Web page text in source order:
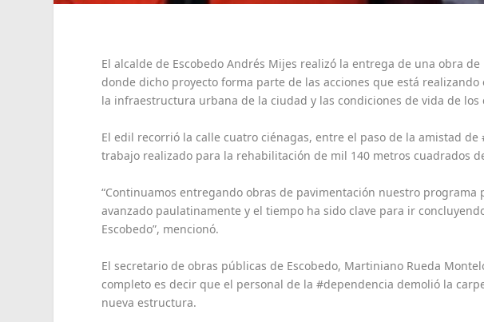
El alcalde de Escobedo Andrés Mijes realizó la entrega de una obra
donde dicho proyecto forma parte de las acciones que está
la infraestructura urbana de la ciudad y las condiciones de vida de los
El edil recorrió la calle cuatro ciénagas, entre el paso de la amistad
trabajo realizado para la rehabilitación de mil 140 metros cuadrados
“Continuamos entregando obras de pavimentación nuestro
avanzado paulatinamente y el tiempo ha sido clave para ir
Escobedo”, mencionó.
El secretario de obras públicas de Escobedo, Martiniano Rueda
completo es decir que el personal de la #dependencia demolió la
nueva estructura.